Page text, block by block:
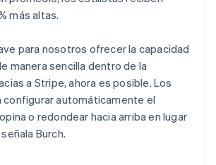
más altas.
para nosotros ofrecer la capacidad
manera sencilla dentro de la
a Stripe, ahora es posible. Los
automáticamente el
o redondear hacia arriba en lugar
Burch.